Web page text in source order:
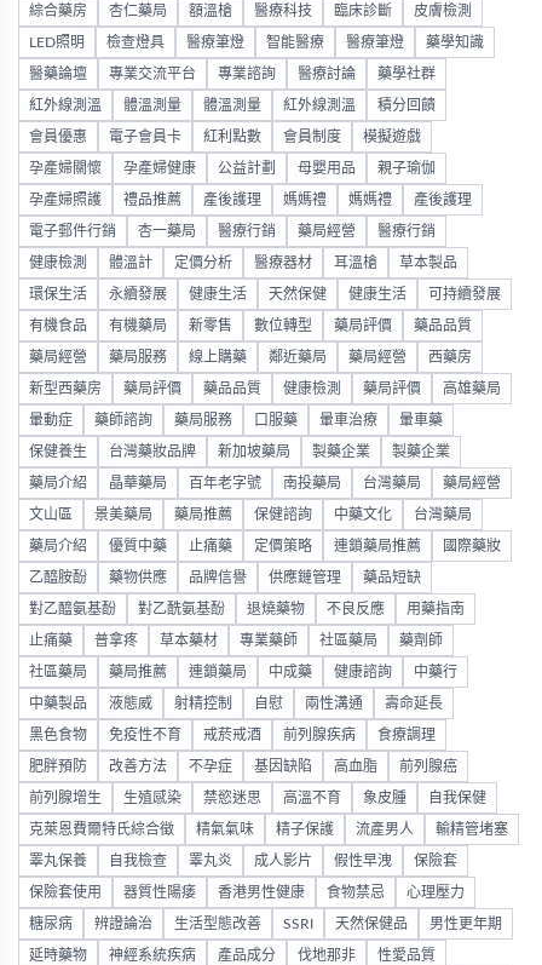
綜合藥房 杏仁藥局 額溫槍 醫療科技 臨床診斷 皮膚檢測
LED照明 檢查燈具 醫療筆燈 智能醫療 醫療筆燈 藥學知識
醫藥論壇 專業交流平台 專業諮詢 醫療討論 藥學社群
紅外線測溫 體溫測量 體溫測量 紅外線測溫 積分回饋
會員優惠 電子會員卡 紅利點數 會員制度 模擬遊戲
孕產婦關懷 孕產婦健康 公益計劃 母嬰用品 親子瑜伽
孕產婦照護 禮品推薦 產後護理 媽媽禮 媽媽禮 產後護理
電子郵件行銷 杏一藥局 醫療行銷 藥局經營 醫療行銷
健康檢測 體溫計 定價分析 醫療器材 耳溫槍 草本製品
環保生活 永續發展 健康生活 天然保健 健康生活 可持續發展
有機食品 有機藥局 新零售 數位轉型 藥局評價 藥品品質
藥局經營 藥局服務 線上購藥 鄰近藥局 藥局經營 西藥房
新型西藥房 藥局評價 藥品品質 健康檢測 藥局評價 高雄藥局
暈動症 藥師諮詢 藥局服務 口服藥 暈車治療 暈車藥
保健養生 台灣藥妝品牌 新加坡藥局 製藥企業 製藥企業
藥局介紹 晶華藥局 百年老字號 南投藥局 台灣藥局 藥局經營
文山區 景美藥局 藥局推薦 保健諮詢 中藥文化 台灣藥局
藥局介紹 優質中藥 止痛藥 定價策略 連鎖藥局推薦 國際藥妝
乙醯胺酚 藥物供應 品牌信譽 供應鏈管理 藥品短缺
對乙醯氨基酚 對乙酰氨基酚 退燒藥物 不良反應 用藥指南
止痛藥 普拿疼 草本藥材 專業藥師 社區藥局 藥劑師
社區藥局 藥局推薦 連鎖藥局 中成藥 健康諮詢 中藥行
中藥製品 液態威 射精控制 自慰 兩性溝通 壽命延長
黑色食物 免疫性不育 戒菸戒酒 前列腺疾病 食療調理
肥胖預防 改善方法 不孕症 基因缺陷 高血脂 前列腺癌
前列腺增生 生殖感染 禁慾迷思 高溫不育 象皮腫 自我保健
克萊恩費爾特氏綜合徵 精氣氣味 精子保護 流產男人 輸精管堵塞
睪丸保養 自我檢查 睪丸炎 成人影片 假性早洩 保險套
保險套使用 器質性陽痿 香港男性健康 食物禁忌 心理壓力
糖尿病 辨證論治 生活型態改善 SSRI 天然保健品 男性更年期
延時藥物 神經系統疾病 產品成分 伐地那非 性愛品質